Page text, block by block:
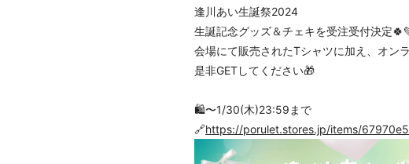
逢川あい生誕祭2024
生誕記念グッズ＆チェキを受注受付決定
会場にて販売されたTシャツに加え、オン
是非GETしてください🎁
🛍️〜1/30(木)23:59まで
🔗https://porulet.stores.jp/items/